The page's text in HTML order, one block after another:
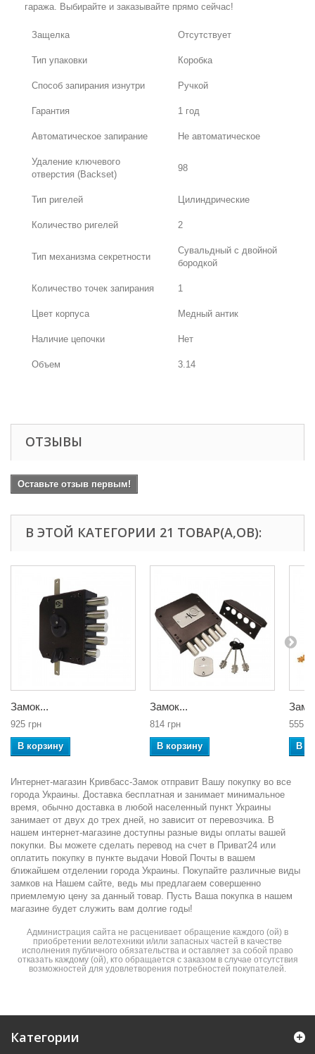
гаража. Выбирайте и заказывайте прямо сейчас!
Защелка Отсутствует
Тип упаковки Коробка
Способ запирания изнутри Ручкой
Гарантия 1 год
Автоматическое запирание Не автоматическое
Удаление ключевого
отверстия (Backset)
98
Тип ригелей Цилиндрические
Количество ригелей 2
Тип механизма секретности
Сувальдный с двойной
бородкой
Количество точек запирания 1
Цвет корпуса Медный антик
Наличие цепочки Нет
Объем 3.14
ОТЗЫВЫ
Оставьте отзыв первым!
В ЭТОЙ КАТЕГОРИИ 21 ТОВАР(А,ОВ):
Замок...
925 грн
В корзину
Замок...
814 грн
В корзину
555
В
Интернет-магазин Кривбасс-Замок отправит Вашу покупку во все
города Украины. Доставка бесплатная и занимает минимальное
время, обычно доставка в любой населенный пункт Украины
занимает от двух до трех дней, но зависит от перевозчика. В
нашем интернет-магазине доступны разные виды оплаты вашей
покупки. Вы можете сделать перевод на счет в Приват24 или
оплатить покупку в пункте выдачи Новой Почты в вашем
ближайшем отделении города Украины. Покупайте различные виды
замков на Нашем сайте, ведь мы предлагаем совершенно
приемлемую цену за данный товар. Пусть Ваша покупка в нашем
магазине будет служить вам долгие годы!
Администрация сайта не расценивает обращение каждого (ой) в
приобретении велотехники и/или запасных частей в качестве
исполнения публичного обязательства и оставляет за собой право
отказать каждому (ой), кто обращается с заказом в случае отсутствия
возможностей для удовлетворения потребностей покупателей.
Категории